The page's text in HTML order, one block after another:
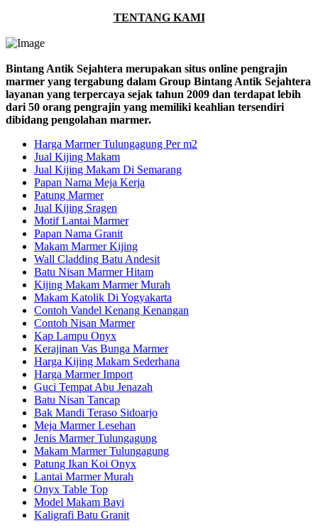
TENTANG KAMI
Bintang Antik Sejahtera merupakan situs online pengrajin
marmer yang tergabung dalam Group Bintang Antik Sejahtera
layanan yang terpercaya sejak tahun 2009 dan terdapat lebih
dari 50 orang pengrajin yang memiliki keahlian tersendiri
dibidang pengolahan marmer.
Harga Marmer Tulungagung Per m2
Jual Kijing Makam
Jual Kijing Makam Di Semarang
Papan Nama Meja Kerja
Patung Marmer
Jual Kijing Sragen
Motif Lantai Marmer
Papan Nama Granit
Makam Marmer Kijing
Wall Cladding Batu Andesit
Batu Nisan Marmer Hitam
Kijing Makam Marmer Murah
Makam Katolik Di Yogyakarta
Contoh Vandel Kenang Kenangan
Contoh Nisan Marmer
Kap Lampu Onyx
Kerajinan Vas Bunga Marmer
Harga Kijing Makam Sederhana
Harga Marmer Import
Guci Tempat Abu Jenazah
Batu Nisan Tancap
Bak Mandi Teraso Sidoarjo
Meja Marmer Lesehan
Jenis Marmer Tulungagung
Makam Marmer Tulungagung
Patung Ikan Koi Onyx
Lantai Marmer Murah
Onyx Table Top
Model Makam Bayi
Kaligrafi Batu Granit